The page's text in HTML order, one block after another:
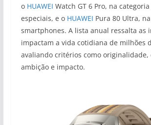
o HUAWEI Watch GT 6 Pro, na
especiais, e o HUAWEI Pura 80 Ultra,
smartphones. A lista anual ressalta as
impactam a vida cotidiana de milhões
avaliando critérios como originalidade,
ambição e impacto.